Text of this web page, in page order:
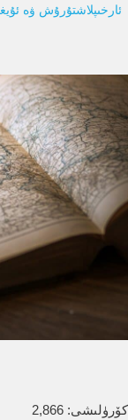
ئارخىپلاشتۇرۇش ۋە
كۆرۈلىشى: 2,866